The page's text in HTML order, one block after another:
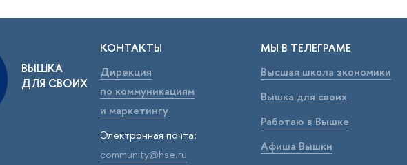
ВЫШКА
ДЛЯ СВОИХ
КОНТАКТЫ
Дирекция
по коммуникациям
и маркетингу
Электронная почта:
community@hse.ru
МЫ В ТЕЛЕГРАМЕ
Высшая школа экономики
Вышка для своих
Работаю в Вышке
Афиша Вышки